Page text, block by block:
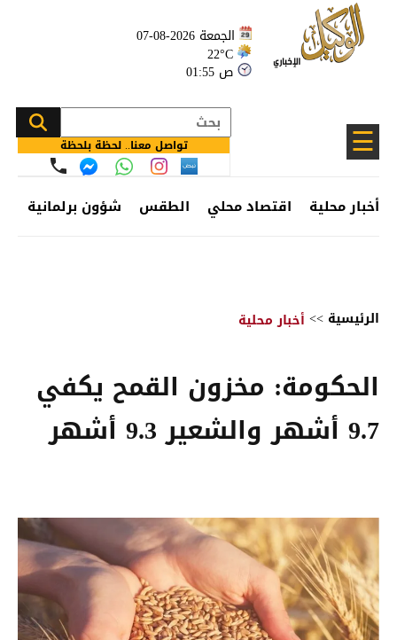
الجمعة 2026-08-07
22°C
01:55 ص
☰ تواصل معنا.. لحظة بلحظة
أخبار محلية اقتصاد محلي الطقس شؤون برلمانية
الرئيسية >> أخبار محلية
الحكومة: مخزون القمح يكفي
9.7 أشهر والشعير 9.3 أشهر